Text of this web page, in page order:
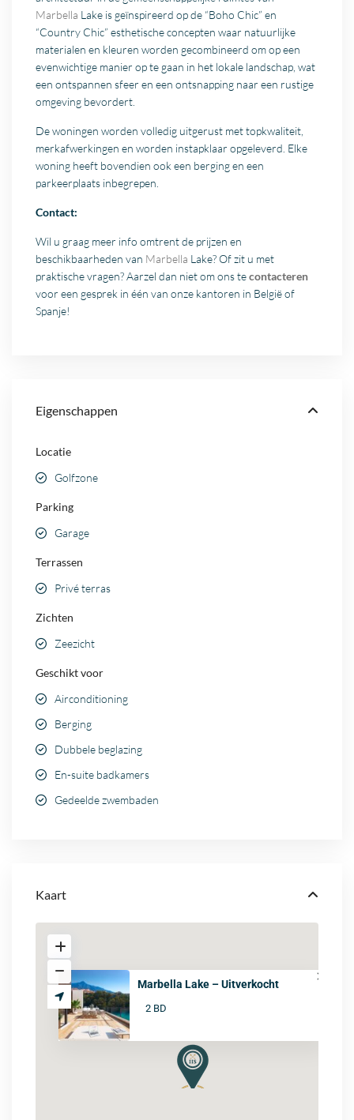
Marbella Lake is geïnspireerd op de “Boho Chic” en
“Country Chic” esthetische concepten waar natuurlijke
materialen en kleuren worden gecombineerd om op een
evenwichtige manier op te gaan in het lokale landschap, wat
een ontspannen sfeer en een ontsnapping naar een rustige
omgeving bevordert.
De woningen worden volledig uitgerust met topkwaliteit,
merkafwerkingen en worden instapklaar opgeleverd. Elke
woning heeft bovendien ook een berging en een
parkeerplaats inbegrepen.
Contact:
Wil u graag meer info omtrent de prijzen en
beschikbaarheden van Marbella Lake? Of zit u met
praktische vragen? Aarzel dan niet om ons tecontacteren
voor een gesprek in één van onze kantoren in België of
Spanje!
Eigenschappen
Locatie
Golfzone
Parking
Garage
Terrassen
Privé terras
Zichten
Zeezicht
Geschikt voor
Airconditioning
Berging
Dubbele beglazing
En-suite badkamers
Gedeelde zwembaden
Kaart
Marbella Lake – Uitverkocht
2 BD